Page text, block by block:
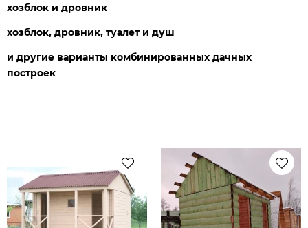
хозблок и дровник
хозблок, дровник, туалет и душ
и другие варианты комбинированных дачных
построек